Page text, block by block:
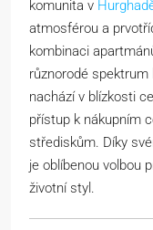
komunita v
atmosférou a
kombinaci
různorodé spektrum
nachází v blízkosti
přístup k nákupním
střediskům. Díky
je oblíbenou volbou
životní styl.